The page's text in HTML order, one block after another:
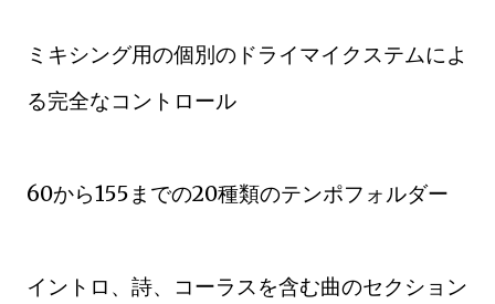
ミキシング用の個別のドライマイクステムによ
る完全なコントロール
60から155までの20種類のテンポフォルダー
イントロ、詩、コーラスを含む曲のセクション